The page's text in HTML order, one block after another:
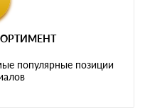
популярные позиции